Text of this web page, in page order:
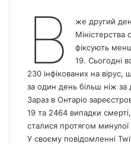
В
же другий
Міністерства
фіксують
19. Сьогодні
230 інфікованих на
за один день більш ніж за
Зараз в Онтаріо
19 та 2464 випадки
сталися протягом
У своєму повідомленні